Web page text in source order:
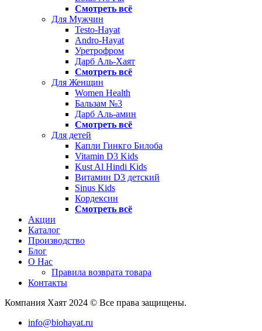
Смотреть всё
Для Мужчин
Testo-Hayat
Andro-Hayat
Уретрофром
Дарб Аль-Хаят
Смотреть всё
Для Женщин
Women Health
Бальзам №3
Дарб Аль-амин
Смотреть всё
Для детей
Капли Гинкго Билоба
Vitamin D3 Kids
Kust Al Hindi Kids
Витамин D3 детский
Sinus Kids
Кордексин
Смотреть всё
Акции
Каталог
Производство
Блог
О Нас
Правила возврата товара
Контакты
Компания Хаят 2024 © Все права защищены.
info@biohayat.ru